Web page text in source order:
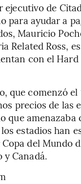
de
para ayudar a
Mauricio
Related Ross,
con el
que comenzó el
precios de las
estadios han
del Mundo
y Canadá.